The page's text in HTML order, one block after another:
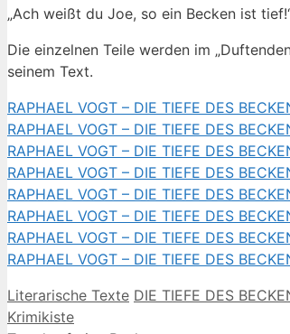
„Ach weißt du Joe, so ein Becken ist
Die einzelnen Teile werden im
seinem Text.
RAPHAEL VOGT – DIE TIEFE DES
RAPHAEL VOGT – DIE TIEFE DES
RAPHAEL VOGT – DIE TIEFE DES
RAPHAEL VOGT – DIE TIEFE DES
RAPHAEL VOGT – DIE TIEFE DES
RAPHAEL VOGT – DIE TIEFE DES
RAPHAEL VOGT – DIE TIEFE DES
RAPHAEL VOGT – DIE TIEFE DES
Kategorien
Literarische Texte Schlagwörter
DIE TIEFE DES
Krimikiste